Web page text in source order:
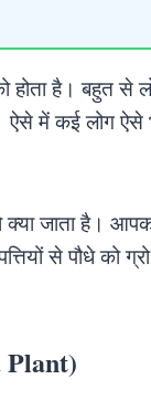
होता है। बहुत से
ऐसे में कई लोग
जाता है।
से पौधे को
Plant)